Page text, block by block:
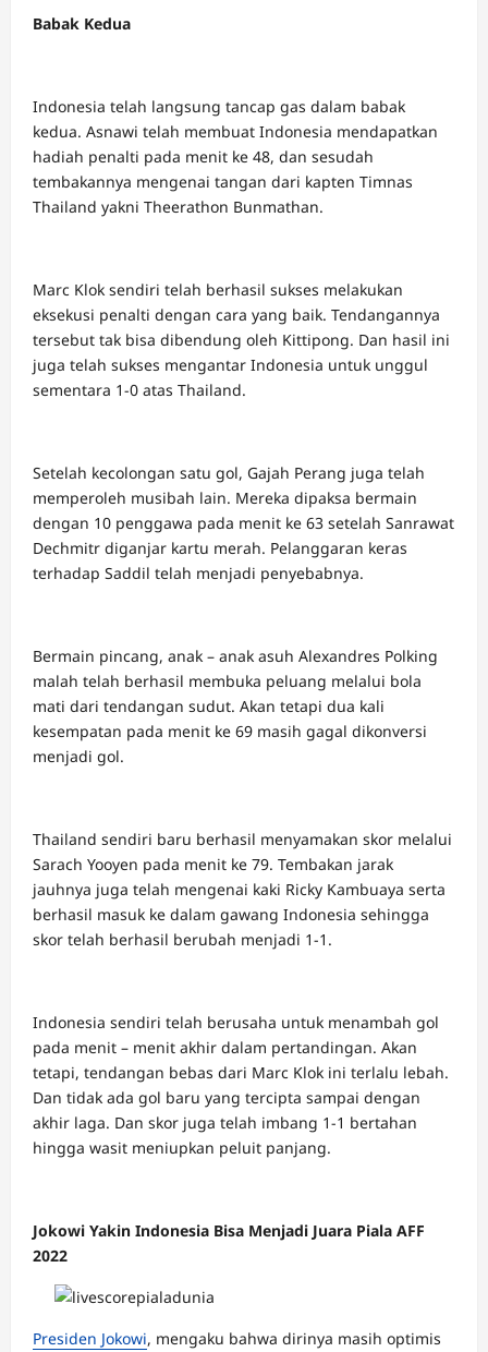
Babak Kedua
Indonesia telah langsung tancap gas dalam babak
kedua. Asnawi telah membuat Indonesia mendapatkan
hadiah penalti pada menit ke 48, dan sesudah
tembakannya mengenai tangan dari kapten Timnas
Thailand yakni Theerathon Bunmathan.
Marc Klok sendiri telah berhasil sukses melakukan
eksekusi penalti dengan cara yang baik. Tendangannya
tersebut tak bisa dibendung oleh Kittipong. Dan hasil ini
juga telah sukses mengantar Indonesia untuk unggul
sementara 1-0 atas Thailand.
Setelah kecolongan satu gol, Gajah Perang juga telah
memperoleh musibah lain. Mereka dipaksa bermain
dengan 10 penggawa pada menit ke 63 setelah Sanrawat
Dechmitr diganjar kartu merah. Pelanggaran keras
terhadap Saddil telah menjadi penyebabnya.
Bermain pincang, anak – anak asuh Alexandres Polking
malah telah berhasil membuka peluang melalui bola
mati dari tendangan sudut. Akan tetapi dua kali
kesempatan pada menit ke 69 masih gagal dikonversi
menjadi gol.
Thailand sendiri baru berhasil menyamakan skor melalui
Sarach Yooyen pada menit ke 79. Tembakan jarak
jauhnya juga telah mengenai kaki Ricky Kambuaya serta
berhasil masuk ke dalam gawang Indonesia sehingga
skor telah berhasil berubah menjadi 1-1.
Indonesia sendiri telah berusaha untuk menambah gol
pada menit – menit akhir dalam pertandingan. Akan
tetapi, tendangan bebas dari Marc Klok ini terlalu lebah.
Dan tidak ada gol baru yang tercipta sampai dengan
akhir laga. Dan skor juga telah imbang 1-1 bertahan
hingga wasit meniupkan peluit panjang.
Jokowi Yakin Indonesia Bisa Menjadi Juara Piala AFF
2022
Presiden Jokowi, mengaku bahwa dirinya masih optimis